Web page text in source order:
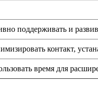
поддерживать и
контакт,
время для